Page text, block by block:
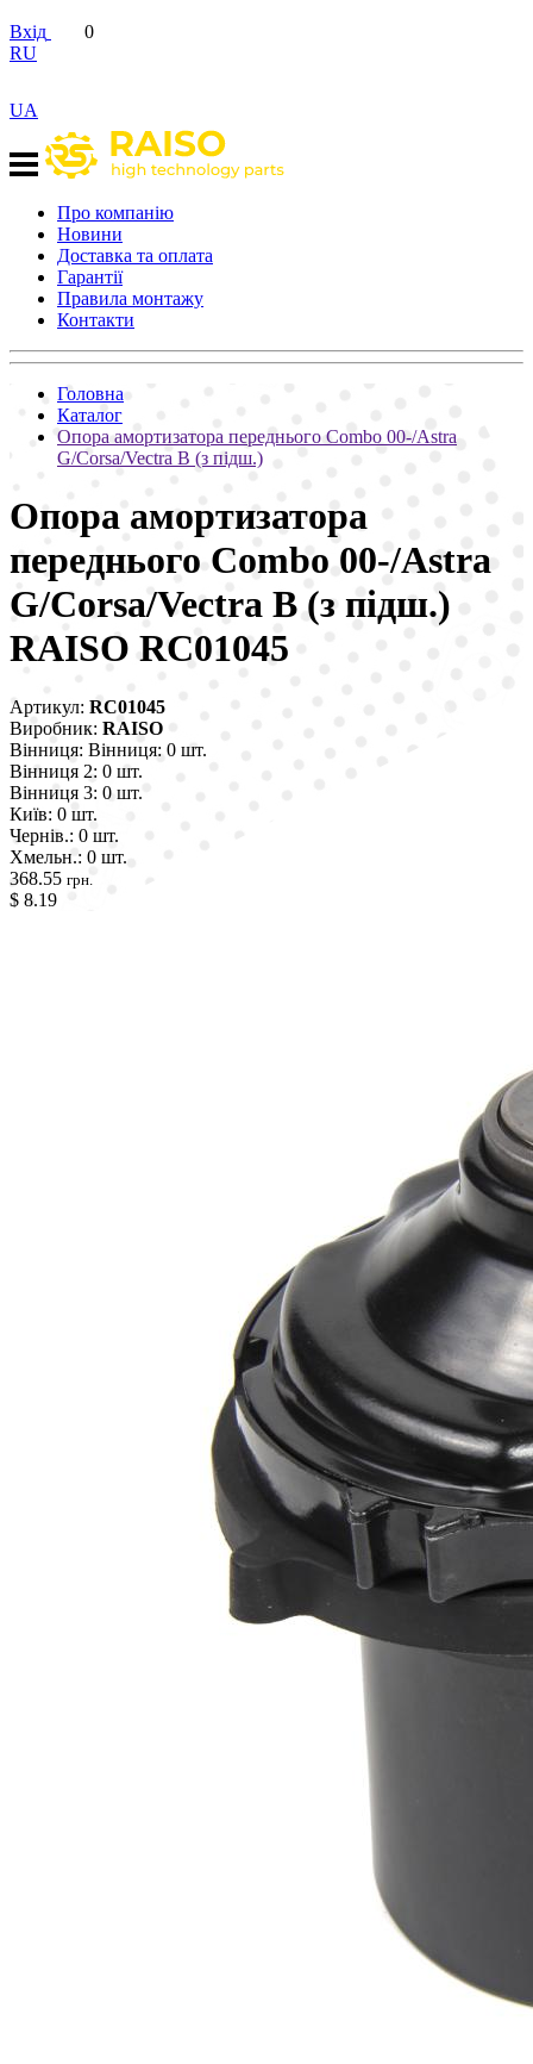
Вхід
0
RU
UA
Про компанію
Новини
Доставка та оплата
Гарантії
Правила монтажу
Контакти
Головна
Каталог
Опора амортизатора переднього Combo 00-/Astra
G/Corsa/Vectra B (з підш.)
Опора амортизатора
переднього Combo 00-/Astra
G/Corsa/Vectra B (з підш.)
RAISO RC01045
Артикул: RC01045
Виробник: RAISO
Вінниця: Вінниця: 0 шт.
Вінниця 2: 0 шт.
Вінниця 3: 0 шт.
Київ: 0 шт.
Чернів.: 0 шт.
Хмельн.: 0 шт.
368.55 грн.
$ 8.19